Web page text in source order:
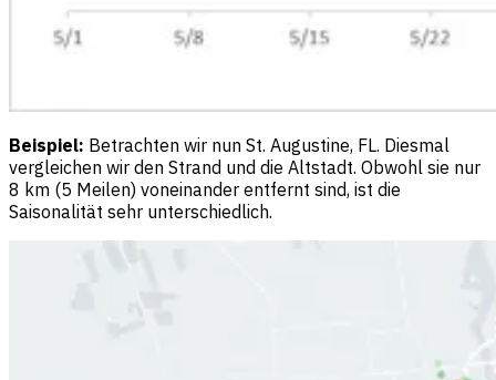
Beispiel: Betrachten wir nun St. Augustine, FL. Diesmal
vergleichen wir den Strand und die Altstadt. Obwohl sie nur
8 km (5 Meilen) voneinander entfernt sind, ist die
Saisonalität sehr unterschiedlich.